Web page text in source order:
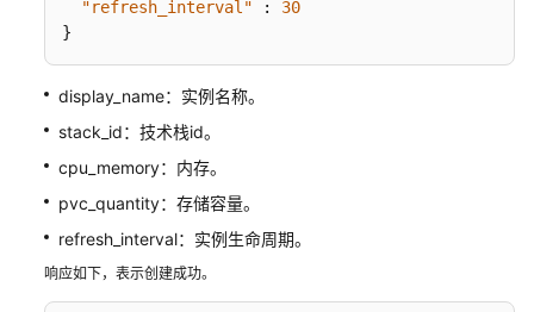
授
附
历
史
API
"refresh_interval"
:
30
}
display_name：实例名称。
stack_id：技术栈id。
cpu_memory：内存。
pvc_quantity：存储容量。
refresh_interval：实例生命周期。
响应如下，表示创建成功。